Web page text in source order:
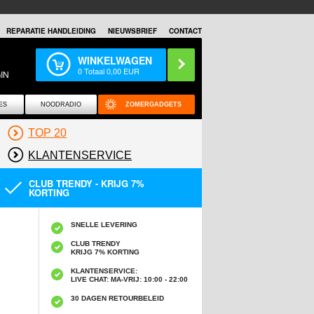
REPARATIE HANDLEIDING NIEUWSBRIEF CONTACT
WINKELWAGEN
0Totaal0,00 EUR
NOODRADIO ZOMERGADGETS
TOP 20
KLANTENSERVICE
CLUB TRENDY - KRIJG 7%
KORTING
SNELLE LEVERING
CLUB TRENDY
KRIJG 7% KORTING
KLANTENSERVICE:
LIVE CHAT: MA-VRIJ: 10:00 - 22:00
30 DAGEN RETOURBELEID